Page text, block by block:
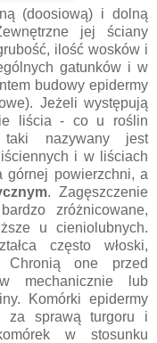
(doosiową) i dolną
jej ściany
ilość wosków i
gatunków i w
budowy epidermy
Jeżeli występują
liścia - co u roślin
nazywany jest
i w liściach
górnej powierzchni, a
. Zagęszczenie
zróżnicowane,
u cieniolubnych.
często włoski,
Chronią one przed
mechanicznie lub
Komórki epidermy
za sprawą turgoru i
w stosunku